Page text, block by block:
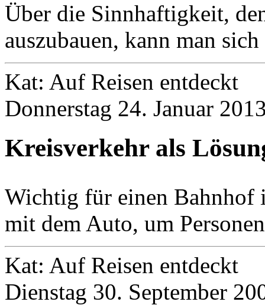
Über die Sinnhaftigkeit,
auszubauen, kann man
Kat: Auf Reisen entdeckt
Donnerstag 24. Januar
Kreisverkehr als
Wichtig für einen Bahnhof
mit dem Auto, um
Kat: Auf Reisen entdeckt
Dienstag 30. September